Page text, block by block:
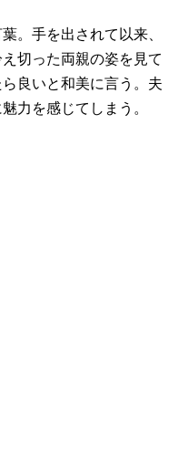
。手を出されて以来、
切った両親の姿を見て
良いと和美に言う。夫
力を感じてしまう。